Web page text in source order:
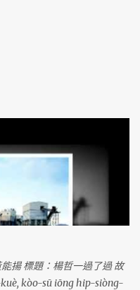
揚 標題：楊哲一過了過 故
kòo-sū iōng hip-siòng-